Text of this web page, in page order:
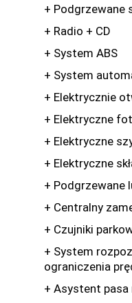
+ Podgrzewane
+ Radio + CD
+ System ABS
+ System
+ Elektrycznie
+ Elektryczne
+ Elektryczne
+ Elektryczne
+ Podgrzewane
+ Centralny
+ Czujniki
+ System
ograniczenia
+ Asystent pasa